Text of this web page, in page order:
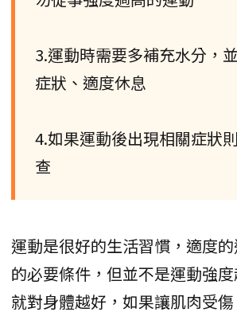
3.運動時需要多補充水分，
症狀、適度休息
4.如果運動後出現相關症狀
查
運動是很好的生活習慣，適度
的必要條件，但並不是運動強
就對身體越好，如果讓肌肉受